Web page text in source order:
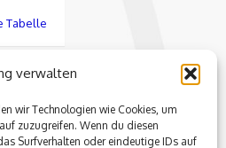
verwalten
wir Technologien wie Cookies, um
zuzugreifen. Wenn du diesen
Surfverhalten oder eindeutige IDs auf
Tabelle